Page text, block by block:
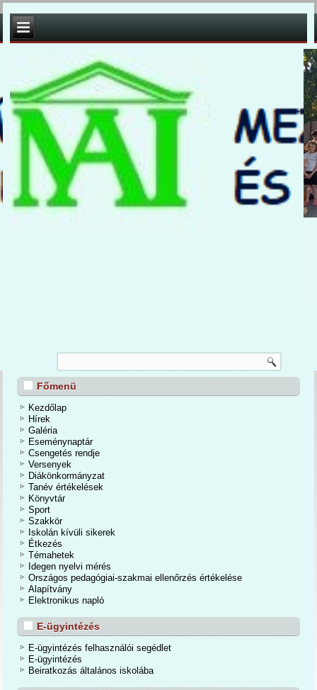
TANÉVZÁRÓ
Iskola és Alapfokú Művészeti Iskolában 2026. június 24-én a tanévzáró
is befejeződött a 2025/2026-os tanév. Egy mozgalmas, eseményekben
zártunk. A kihívások mellett számtalan élmények, közös programok,
tanulmányi eredmények tették igazán emlékezetessé a tanévet.
Főmenü
Kezdőlap
Hírek
Galéria
Eseménynaptár
Csengetés rendje
Versenyek
Diákönkormányzat
Tanév értékelések
Könyvtár
Sport
Szakkör
Iskolán kívüli sikerek
Étkezés
Témahetek
Idegen nyelvi mérés
Országos pedagógiai-szakmai ellenőrzés értékelése
Alapítvány
Elektronikus napló
E-ügyintézés
E-ügyintézés felhasználói segédlet
E-ügyintézés
Beiratkozás általános iskolába